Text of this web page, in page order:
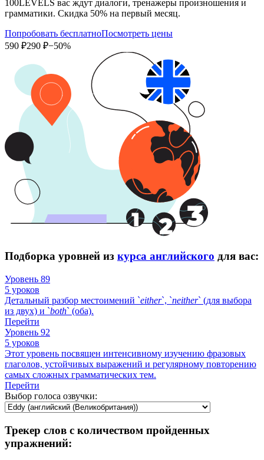
100LEVELS вас ждут диалоги, тренажеры произношения и
грамматики. Скидка 50% на первый месяц.
Попробовать бесплатноПосмотреть цены
590 ₽290 ₽−50%
Подборка уровней из курса английского для вас:
Уровень 89
5 уроков
Детальный разбор местоимений `either`, `neither` (для выбора
из двух) и `both` (оба).
Перейти
Уровень 92
5 уроков
Этот уровень посвящен интенсивному изучению фразовых
глаголов, устойчивых выражений и регулярному повторению
самых сложных грамматических тем.
Перейти
Выбор голоса озвучки:
Трекер слов с количеством пройденных
упражнений: